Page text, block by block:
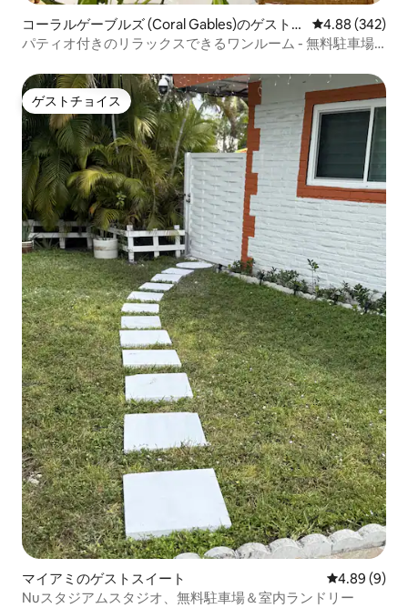
コーラルゲーブルズ (Coral Gables)のゲストス
イート
レビュー342
4.88 (342)
パティオ付きのリラックスできるワンルーム - 無料駐車場
ゲストチョイス
ゲストチョイス
マイアミのゲストスイート レビュー9件
4.89 (9)
Nuスタジアムスタジオ、無料駐車場＆室内ランドリー